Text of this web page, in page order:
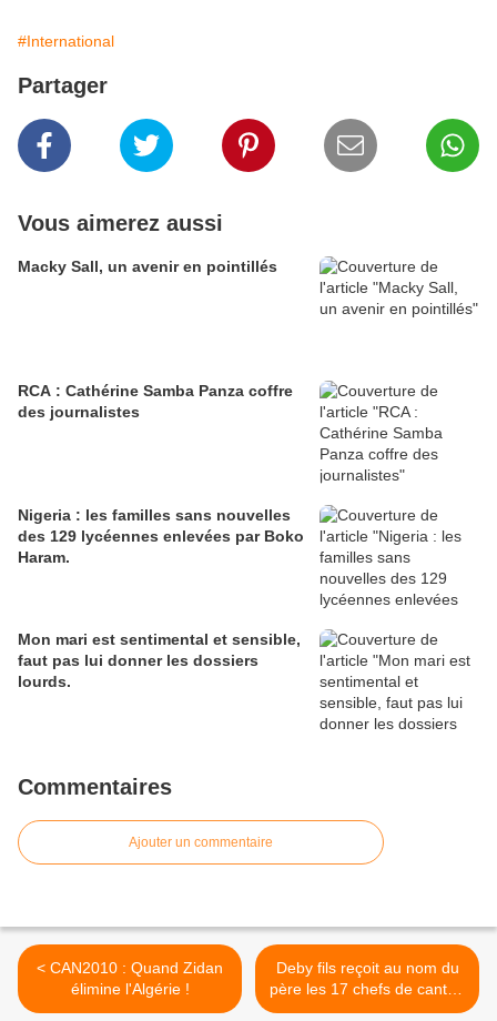
#International
Partager
Vous aimerez aussi
Macky Sall, un avenir en pointillés
RCA : Cathérine Samba Panza coffre
des journalistes
Nigeria : les familles sans nouvelles
des 129 lycéennes enlevées par Boko
Haram.
Mon mari est sentimental et sensible,
faut pas lui donner les dossiers
lourds.
Commentaires
Ajouter un commentaire
< CAN2010 : Quand Zidan
élimine l'Algérie !
Deby fils reçoit au nom du
père les 17 chefs de canton
du Guéra >